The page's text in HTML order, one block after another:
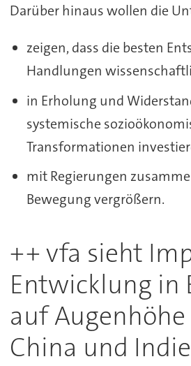
Darüber hinaus wollen die
zeigen, dass die besten
Handlungen
in Erholung und
systemische
Transformationen
mit Regierungen
Bewegung vergrößern.
++ vfa sieht
Entwicklung in
auf
China und